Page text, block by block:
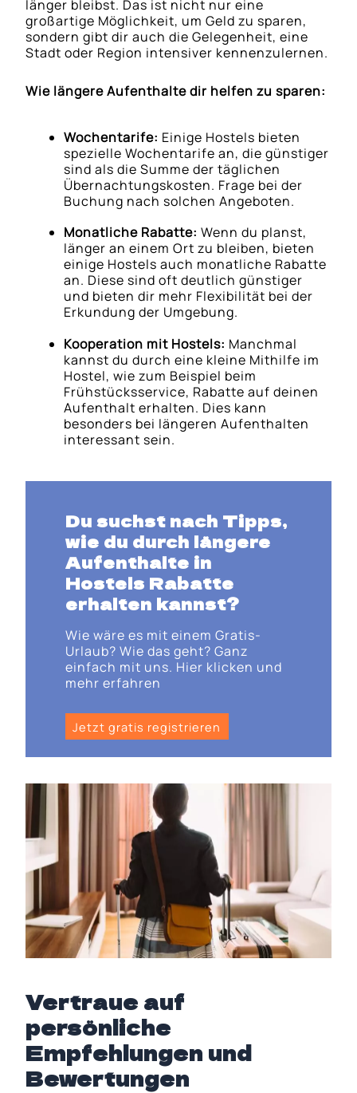
länger bleibst. Das ist nicht nur eine
großartige Möglichkeit, um Geld zu sparen,
sondern gibt dir auch die Gelegenheit, eine
Stadt oder Region intensiver kennenzulernen.
Wie längere Aufenthalte dir helfen zu sparen:
Wochentarife: Einige Hostels bieten
spezielle Wochentarife an, die günstiger
sind als die Summe der täglichen
Übernachtungskosten. Frage bei der
Buchung nach solchen Angeboten.
Monatliche Rabatte: Wenn du planst,
länger an einem Ort zu bleiben, bieten
einige Hostels auch monatliche Rabatte
an. Diese sind oft deutlich günstiger
und bieten dir mehr Flexibilität bei der
Erkundung der Umgebung.
Kooperation mit Hostels: Manchmal
kannst du durch eine kleine Mithilfe im
Hostel, wie zum Beispiel beim
Frühstücksservice, Rabatte auf deinen
Aufenthalt erhalten. Dies kann
besonders bei längeren Aufenthalten
interessant sein.
Du suchst nach Tipps,
wie du durch längere
Aufenthalte in
Hostels Rabatte
erhalten kannst?
Wie wäre es mit einem Gratis-
Urlaub? Wie das geht? Ganz
einfach mit uns. Hier klicken und
mehr erfahren
Jetzt gratis registrieren
Vertraue auf
persönliche
Empfehlungen und
Bewertungen